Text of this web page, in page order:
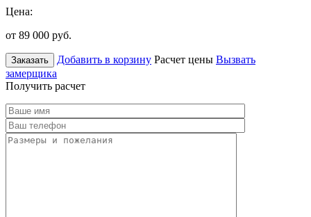
Цена:
от 89 000 руб.
Заказать Добавить в корзину Расчет цены Вызвать
замерщика
Получить расчет